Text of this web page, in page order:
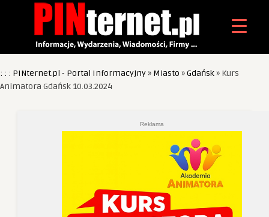
: : : PINternet.pl - Portal Informacyjny» Miasto »Gdańsk» Kurs
Animatora Gdańsk 10.03.2024
Reklama